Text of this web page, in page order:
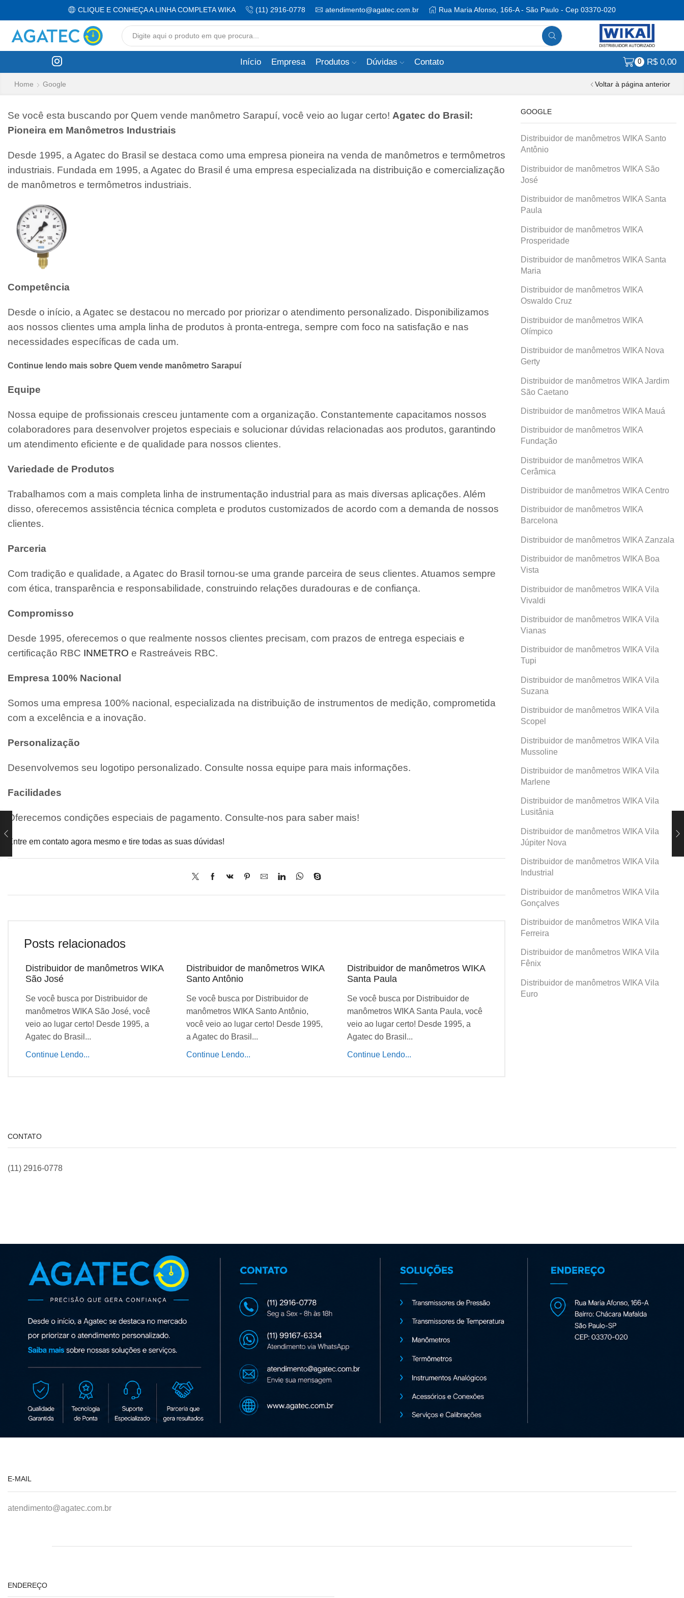
CLIQUE E CONHEÇA A LINHA COMPLETA WIKA (11) 2916-0778 atendimento@agatec.com.br Rua Maria Afonso, 166-A - São Paulo - Cep 03370-020
input
Início Empresa Produtos Dúvidas Contato 0 R$0,00
Voltar à página anterior
Home Google
Se você esta buscando por Quem vende manômetro Sarapuí, você veio ao lugar certo! Agatec do Brasil:
Pioneira em Manômetros Industriais
Desde 1995, a Agatec do Brasil se destaca como uma empresa pioneira na venda de manômetros e termômetros
industriais. Fundada em 1995, a Agatec do Brasil é uma empresa especializada na distribuição e comercialização
de manômetros e termômetros industriais.
Competência
Desde o início, a Agatec se destacou no mercado por priorizar o atendimento personalizado. Disponibilizamos
aos nossos clientes uma ampla linha de produtos à pronta-entrega, sempre com foco na satisfação e nas
necessidades específicas de cada um.
Continue lendo mais sobre Quem vende manômetro Sarapuí
Equipe
Nossa equipe de profissionais cresceu juntamente com a organização. Constantemente capacitamos nossos
colaboradores para desenvolver projetos especiais e solucionar dúvidas relacionadas aos produtos, garantindo
um atendimento eficiente e de qualidade para nossos clientes.
Variedade de Produtos
Trabalhamos com a mais completa linha de instrumentação industrial para as mais diversas aplicações. Além
disso, oferecemos assistência técnica completa e produtos customizados de acordo com a demanda de nossos
clientes.
Parceria
Com tradição e qualidade, a Agatec do Brasil tornou-se uma grande parceira de seus clientes. Atuamos sempre
com ética, transparência e responsabilidade, construindo relações duradouras e de confiança.
Compromisso
Desde 1995, oferecemos o que realmente nossos clientes precisam, com prazos de entrega especiais e
certificação RBC INMETRO e Rastreáveis RBC.
Empresa 100% Nacional
Somos uma empresa 100% nacional, especializada na distribuição de instrumentos de medição, comprometida
com a excelência e a inovação.
Personalização
Desenvolvemos seu logotipo personalizado. Consulte nossa equipe para mais informações.
Facilidades
Oferecemos condições especiais de pagamento. Consulte-nos para saber mais!
Entre em contato agora mesmo e tire todas as suas dúvidas!
Posts relacionados
Distribuidor de manômetros WIKA
São José
Se você busca por Distribuidor de
manômetros WIKA São José, você
veio ao lugar certo! Desde 1995, a
Agatec do Brasil...
Continue Lendo...
Distribuidor de manômetros WIKA
Santo Antônio
Se você busca por Distribuidor de
manômetros WIKA Santo Antônio,
você veio ao lugar certo! Desde 1995,
a Agatec do Brasil...
Continue Lendo...
Distribuidor de manômetros WIKA
Santa Paula
Se você busca por Distribuidor de
manômetros WIKA Santa Paula, você
veio ao lugar certo! Desde 1995, a
Agatec do Brasil...
Continue Lendo...
Distribuidor de manômetros WIKA
Santa Maria
Se você busca por Distribuidor de
GOOGLE
Distribuidor de manômetros WIKA Santo
Antônio
Distribuidor de manômetros WIKA São
José
Distribuidor de manômetros WIKA Santa
Paula
Distribuidor de manômetros WIKA
Prosperidade
Distribuidor de manômetros WIKA Santa
Maria
Distribuidor de manômetros WIKA
Oswaldo Cruz
Distribuidor de manômetros WIKA
Olímpico
Distribuidor de manômetros WIKA Nova
Gerty
Distribuidor de manômetros WIKA Jardim
São Caetano
Distribuidor de manômetros WIKA Mauá
Distribuidor de manômetros WIKA
Fundação
Distribuidor de manômetros WIKA
Cerâmica
Distribuidor de manômetros WIKA Centro
Distribuidor de manômetros WIKA
Barcelona
Distribuidor de manômetros WIKA Zanzala
Distribuidor de manômetros WIKA Boa
Vista
Distribuidor de manômetros WIKA Vila
Vivaldi
Distribuidor de manômetros WIKA Vila
Vianas
Distribuidor de manômetros WIKA Vila
Tupi
Distribuidor de manômetros WIKA Vila
Suzana
Distribuidor de manômetros WIKA Vila
Scopel
Distribuidor de manômetros WIKA Vila
Mussoline
Distribuidor de manômetros WIKA Vila
Marlene
Distribuidor de manômetros WIKA Vila
Lusitânia
Distribuidor de manômetros WIKA Vila
Júpiter Nova
Distribuidor de manômetros WIKA Vila
Industrial
Distribuidor de manômetros WIKA Vila
Gonçalves
Distribuidor de manômetros WIKA Vila
Ferreira
Distribuidor de manômetros WIKA Vila
Fênix
Distribuidor de manômetros WIKA Vila
Euro
CONTATO
(11) 2916-0778
E-MAIL
atendimento@agatec.com.br
ENDEREÇO